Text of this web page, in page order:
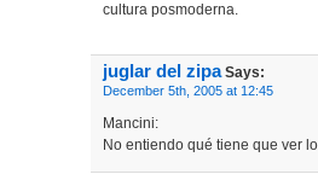
cultura posmoderna.
juglar del zipaSays:
December 5th, 2005 at 12:45
Mancini:
No entiendo qué tiene que ver